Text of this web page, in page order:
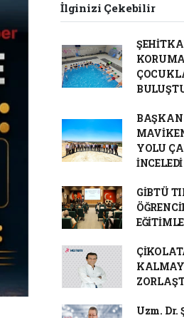
İlginizi Çekebilir
YOLU
İNCELEDİ
GİBTÜ
Uzm. Dr.